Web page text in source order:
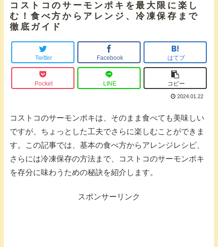
コストコのサーモンポキを最大限に楽し
む！食べ方からアレンジ、冷凍保存まで
徹底ガイド
Twitter Facebook はてブ
Pocket LINE コピー
2024.01.22
コストコのサーモンポキは、そのまま食べても美味しい
ですが、ちょっとした工夫でさらに楽しむことができま
す。この記事では、基本の食べ方からアレンジレシピ、
さらには冷凍保存の方法まで、コストコのサーモンポキ
を存分に味わうための秘訣を紹介します。
スポンサーリンク